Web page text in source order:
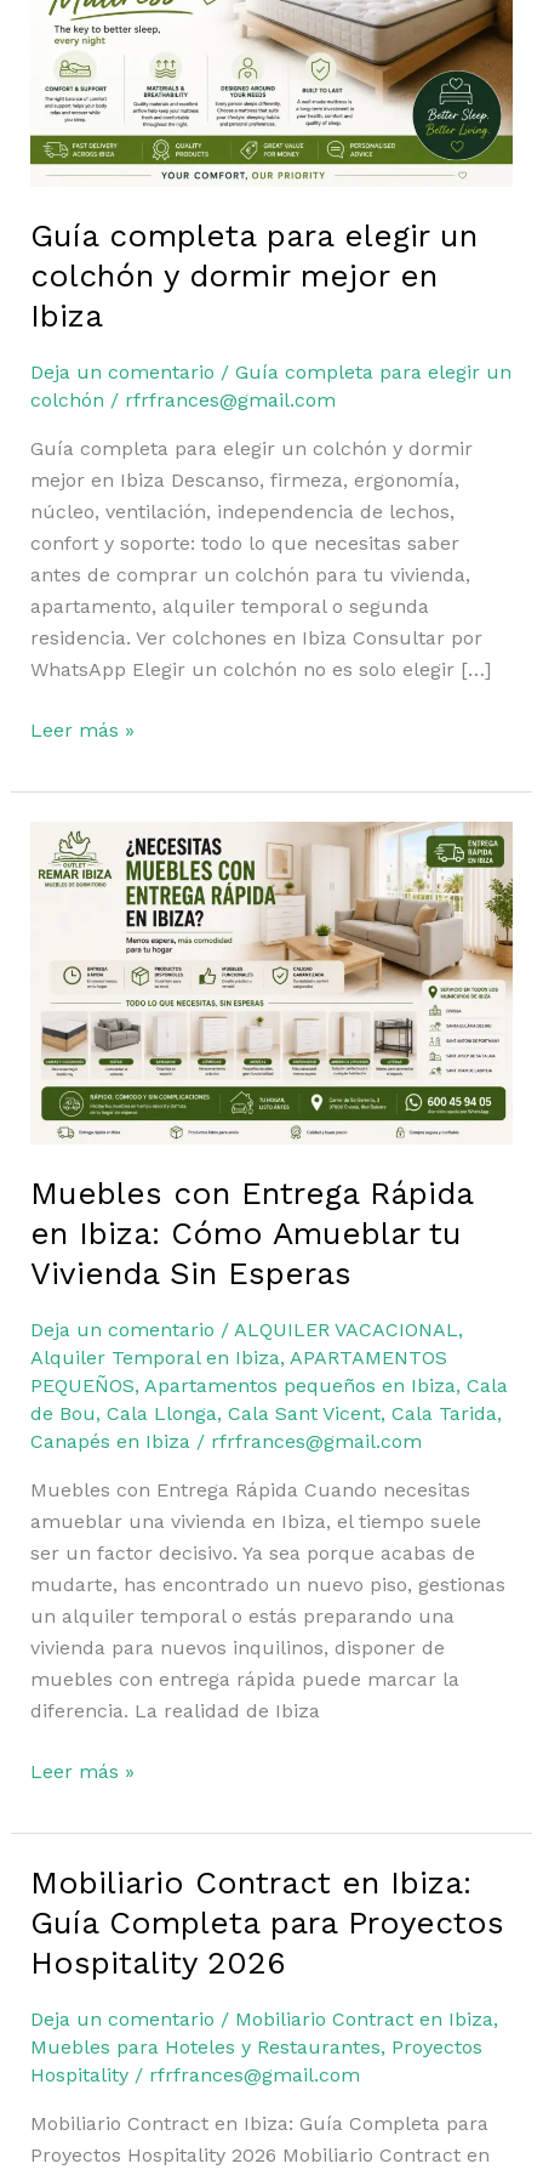
Guía completa para elegir un
colchón y dormir mejor en
Ibiza
Deja un comentario / Guía completa para elegir un
colchón / rfrfrances@gmail.com
Guía completa para elegir un colchón y dormir
mejor en Ibiza Descanso, firmeza, ergonomía,
núcleo, ventilación, independencia de lechos,
confort y soporte: todo lo que necesitas saber
antes de comprar un colchón para tu vivienda,
apartamento, alquiler temporal o segunda
residencia. Ver colchones en Ibiza Consultar por
WhatsApp Elegir un colchón no es solo elegir […]
colchón
dormir
mejor
en
Leer más »
Muebles con Entrega Rápida
en Ibiza: Cómo Amueblar tu
Vivienda Sin Esperas
Deja un comentario / ALQUILER VACACIONAL,
Alquiler Temporal en Ibiza, APARTAMENTOS
PEQUEÑOS, Apartamentos pequeños en Ibiza, Cala
de Bou, Cala Llonga, Cala Sant Vicent, Cala Tarida,
Canapés en Ibiza / rfrfrances@gmail.com
Muebles con Entrega Rápida Cuando necesitas
amueblar una vivienda en Ibiza, el tiempo suele
ser un factor decisivo. Ya sea porque acabas de
mudarte, has encontrado un nuevo piso, gestionas
un alquiler temporal o estás preparando una
vivienda para nuevos inquilinos, disponer de
muebles con entrega rápida puede marcar la
diferencia. La realidad de Ibiza
Muebles
con
Ibiza:
Cómo
Amueblar
tu
Vivienda
Esperas
Leer más »
Mobiliario Contract en Ibiza:
Guía Completa para Proyectos
Hospitality 2026
Deja un comentario / Mobiliario Contract en Ibiza,
Muebles para Hoteles y Restaurantes, Proyectos
Hospitality/ rfrfrances@gmail.com
Mobiliario Contract en Ibiza: Guía Completa para
Proyectos Hospitality 2026 Mobiliario Contract en
Mobiliario
Contract
en
Ibiza:
Completa
para
Hospitality
2026